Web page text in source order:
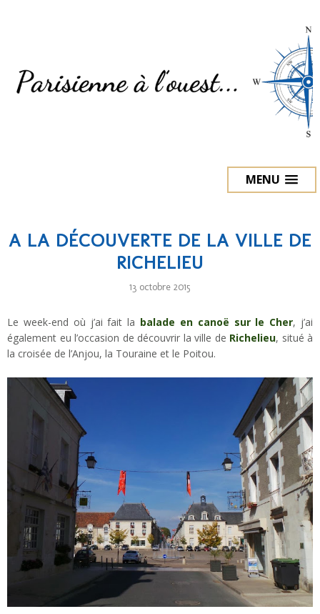
MENU
A LA DÉCOUVERTE DE LA VILLE DE
RICHELIEU
13 octobre 2015
Le week-end où j’ai fait la balade en canoë sur le Cher, j’ai
également eu l’occasion de découvrir la ville de Richelieu, situé à
la croisée de l’Anjou, la Touraine et le Poitou.